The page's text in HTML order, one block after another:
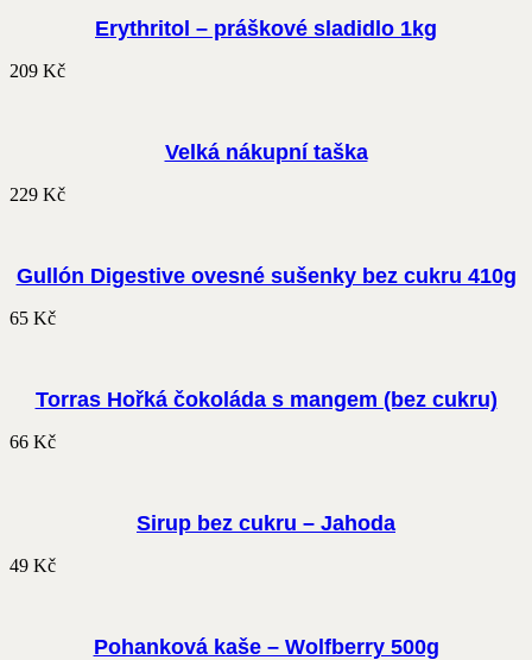
Erythritol – práškové sladidlo 1kg
209 Kč
Velká nákupní taška
229 Kč
Gullón Digestive ovesné sušenky bez cukru 410g
65 Kč
Torras Hořká čokoláda s mangem (bez cukru)
66 Kč
Sirup bez cukru – Jahoda
49 Kč
Pohanková kaše – Wolfberry 500g